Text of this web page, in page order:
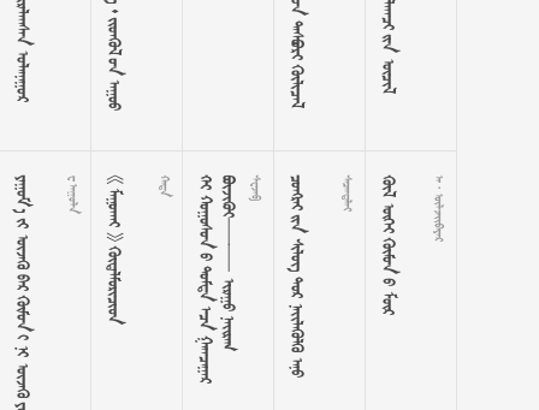
 
        
    













































 
       
    